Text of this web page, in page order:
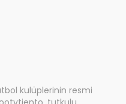
kulüplerinin resmi